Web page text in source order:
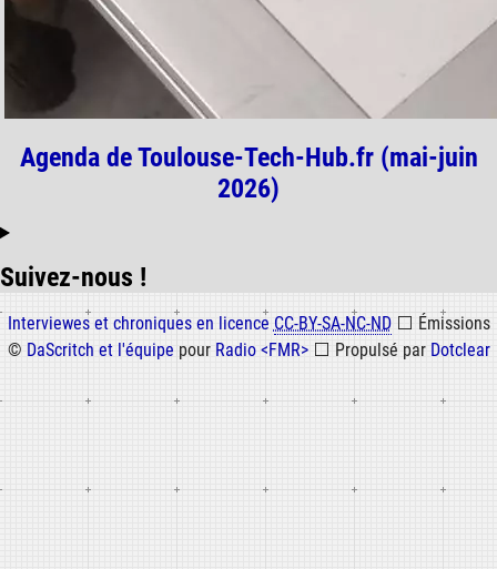
Agenda de Toulouse-Tech-Hub.fr (mai-juin
2026)
Suivez-nous !
Informations
Interviewes et chroniques en licence CC-BY-SA-NC-ND ⬜ Émissions
© DaScritch et l'équipe pour Radio <FMR> ⬜ Propulsé par Dotclear